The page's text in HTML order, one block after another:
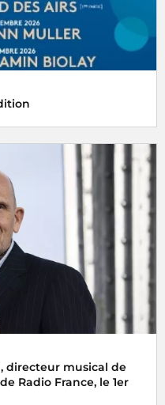
directeur musical de
Radio France, le 1er